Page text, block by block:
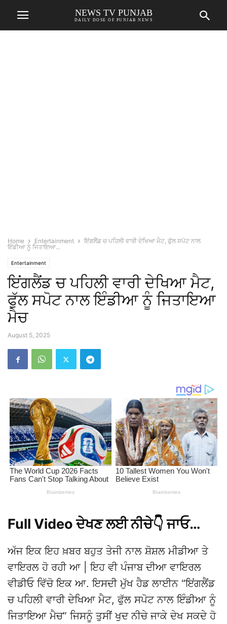
NEWS TV PUNJAB
DAILY DOSE OF PUNJAB NEWS
Home Entertainment
ਇਂਗਲੈਂਡ ਚ ਪਹਿਲੀ ਵਾਰੀ ਦੇਖਿਆ ਮੈਟ, ਫੁੱਲ ਸਪੋਟ ਨਾਲ
ਇੰਡੀਆ ਨੂੰ ਜਿਤਾਇਆ...
Entertainment
ਇਂਗਲੈਂਡ ਚ ਪਹਿਲੀ ਵਾਰੀ ਦੇਖਿਆ ਮੈਟ,
ਫੁੱਲ ਸਪੋਟ ਨਾਲ ਇੰਡੀਆ ਨੂੰ ਜਿਤਾਇਆ
ਮੈਚ
August 5, 2025
Full Video ਦੇਖਣ ਲਈ ਨੀਚੇ👇 ਜਾਓ…
ਅੱਜ ਇਕ ਇਹ ਖ਼ਬਰ ਬਹੁਤ ਤੇਜੀ ਨਾਲ ਸ਼ੋਸ਼ਲ ਮੀਡੀਆ ਤੇ
ਵਾਇਰਲ ਹੋ ਰਹੀ ਆ | ਇਹ ਵੀ ਪੰਜਾਬ ਦੀਆ ਵਾਇਰਲ
ਵੀਡੀਓ ਵਿੱਚੋ ਇਕ ਆ. ਇਸਦੀ ਮੁੱਖ ਹੈਡ ਲਾਈਨ “ਇਂਗਲੈਂਡ
ਚ ਪਹਿਲੀ ਵਾਰੀ ਦੇਖਿਆ ਮੈਟ, ਫੁੱਲ ਸਪੋਟ ਨਾਲ ਇੰਡੀਆ ਨੂੰ
ਜਿਤਾਇਆ ਮੈਚ” ਜਿਸਨੂੰ ਤੁਸੀਂ ਖੁਦ ਨੀਚੇ ਜਾਕੇ ਦੇਖ ਸਕਦੇ ਹੋ